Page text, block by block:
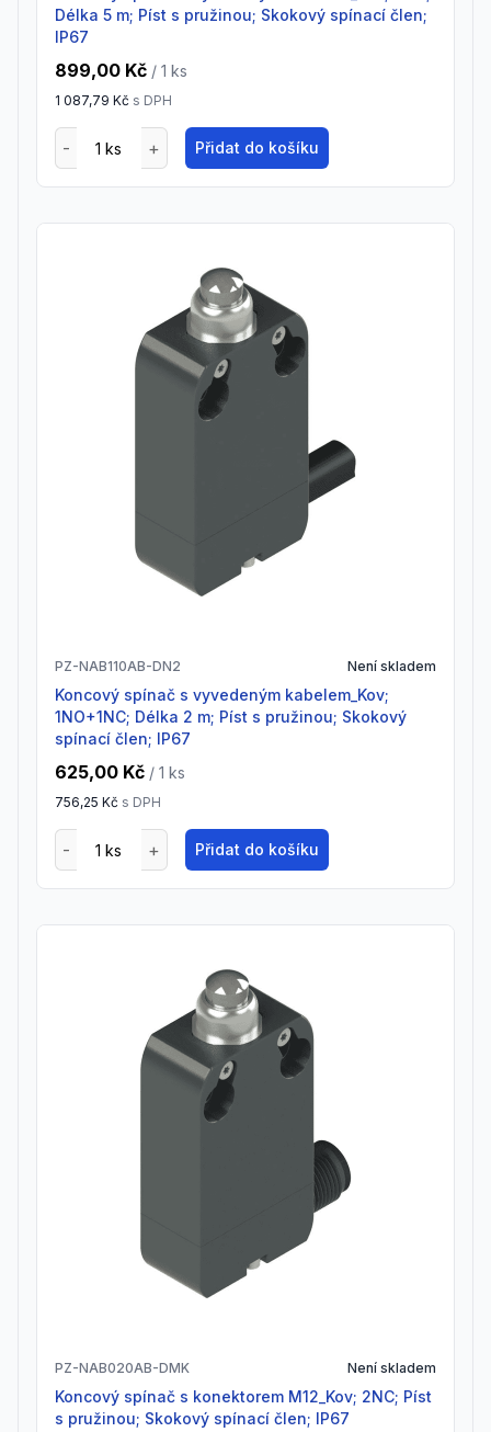
Délka 5 m; Píst s pružinou; Skokový spínací člen;
IP67
899,00 Kč / 1 ks
1 087,79 Kč s DPH
Přidat do košíku
PZ-NAB110AB-DN2 Není skladem
Koncový spínač s vyvedeným kabelem_Kov;
1NO+1NC; Délka 2 m; Píst s pružinou; Skokový
spínací člen; IP67
625,00 Kč / 1 ks
756,25 Kč s DPH
Přidat do košíku
PZ-NAB020AB-DMK Není skladem
Koncový spínač s konektorem M12_Kov; 2NC; Píst
s pružinou; Skokový spínací člen; IP67